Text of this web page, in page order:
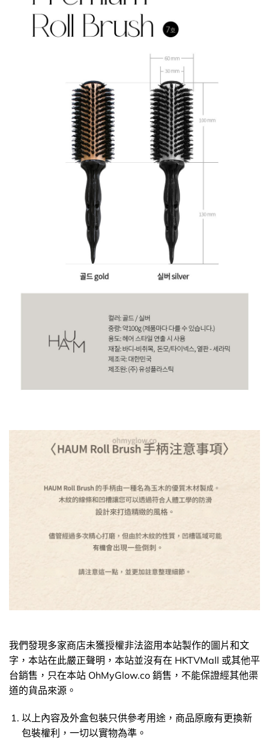
我們發現多家商店未獲授權非法盜用本站製作的圖片和文
字，本站在此嚴正聲明，本站並沒有在 HKTVMall 或其他平
台銷售，只在本站 OhMyGlow.co 銷售，不能保證經其他渠
道的貨品來源。
以上內容及外盒包裝只供參考用途，商品原廠有更換新
包裝權利，一切以實物為準。